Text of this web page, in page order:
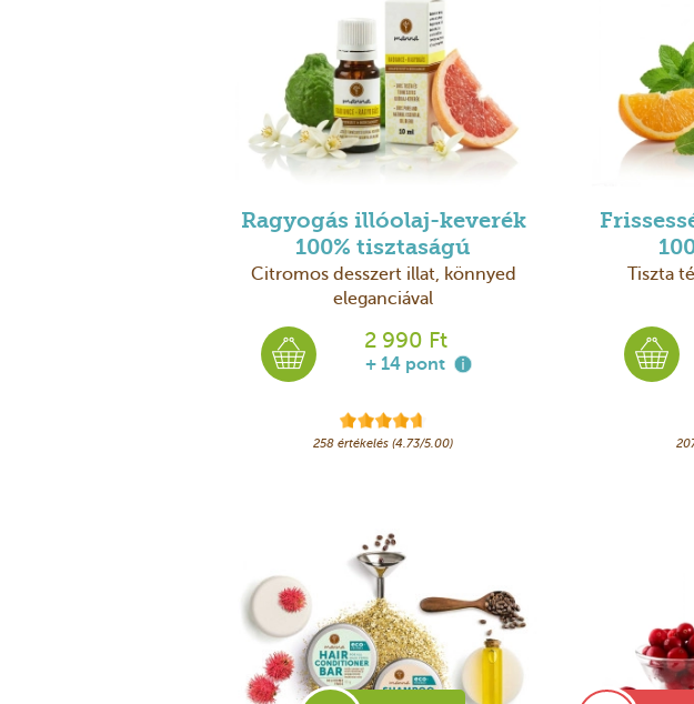
Ragyogás illóolaj-keverék
100% tisztaságú
Citromos desszert illat, könnyed
eleganciával
2 990 Ft
+ 14 pont
258 értékelés (4.73/5.00)
Tiszta